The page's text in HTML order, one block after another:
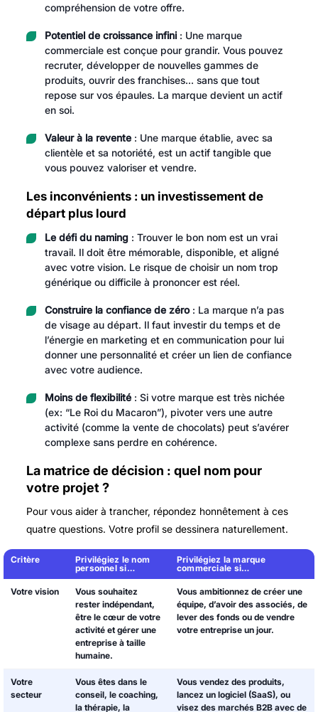
compréhension de votre offre.
Potentiel de croissance infini: Une marque
commerciale est conçue pour grandir. Vous pouvez
recruter, développer de nouvelles gammes de
produits, ouvrir des franchises… sans que tout
repose sur vos épaules. La marque devient un actif
en soi.
Valeur à la revente: Une marque établie, avec sa
clientèle et sa notoriété, est un actif tangible que
vous pouvez valoriser et vendre.
Les inconvénients : un investissement de
départ plus lourd
Le défi du naming: Trouver le bon nom est un vrai
travail. Il doit être mémorable, disponible, et aligné
avec votre vision. Le risque de choisir un nom trop
générique ou difficile à prononcer est réel.
Construire la confiance de zéro: La marque n’a pas
de visage au départ. Il faut investir du temps et de
l’énergie en marketing et en communication pour lui
donner une personnalité et créer un lien de confiance
avec votre audience.
Moins de flexibilité: Si votre marque est très nichée
(ex: “Le Roi du Macaron”), pivoter vers une autre
activité (comme la vente de chocolats) peut s’avérer
complexe sans perdre en cohérence.
La matrice de décision : quel nom pour
votre projet ?
Pour vous aider à trancher, répondez honnêtement à ces
quatre questions. Votre profil se dessinera naturellement.
Critère
Privilégiez le nom
personnel si…
Privilégiez la marque
commerciale si…
Votre vision
Vous souhaitez
rester indépendant,
être le cœur de votre
activité et gérer une
entreprise à taille
humaine.
Vous ambitionnez de créer une
équipe, d’avoir des associés, de
lever des fonds ou de vendre
votre entreprise un jour.
Votre
secteur
Vous êtes dans le
conseil, le coaching,
la thérapie, la
Vous vendez des produits,
lancez un logiciel (SaaS), ou
visez des marchés B2B avec de